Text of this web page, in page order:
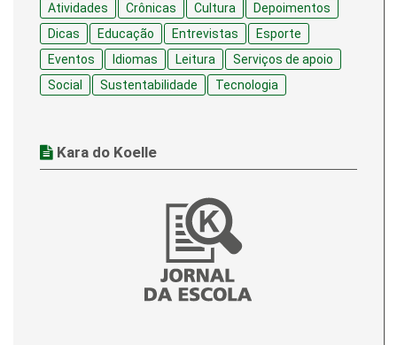
Atividades
Crônicas Cultura
Depoimentos
Dicas
Educação Entrevistas
Esporte
Eventos
Idiomas Leitura
Serviços de apoio
Social
Sustentabilidade Tecnologia
Kara do Koelle